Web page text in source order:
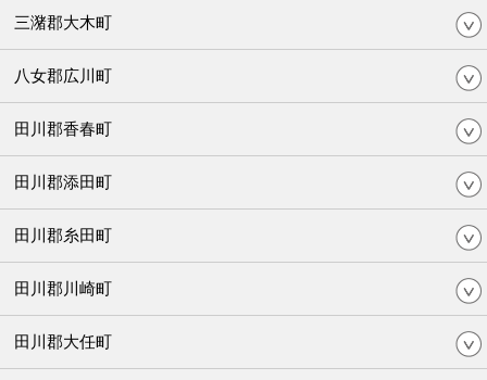
三潴郡大木町
八女郡広川町
田川郡香春町
田川郡添田町
田川郡糸田町
田川郡川崎町
田川郡大任町